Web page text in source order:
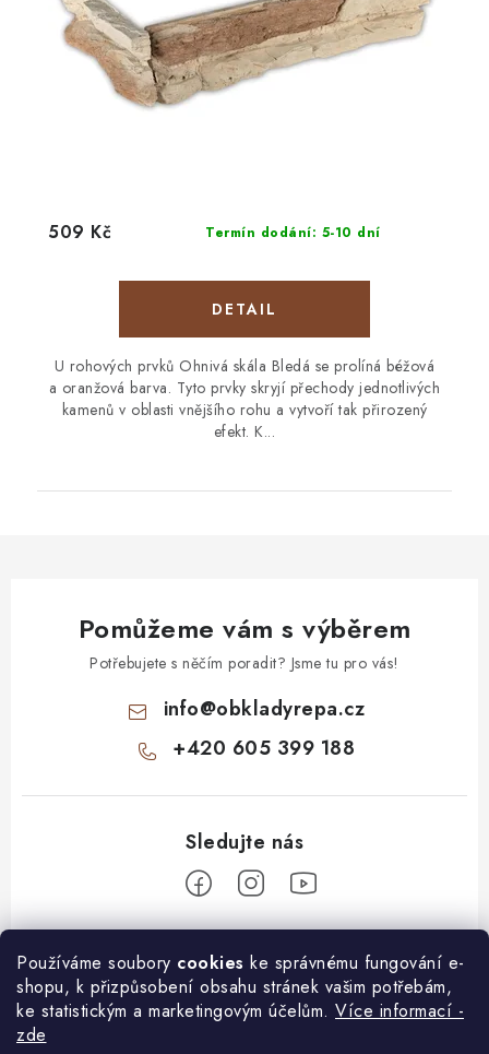
Používáme soubory cookies ke správnému fungování e-
shopu, k přizpůsobení obsahu stránek vašim potřebám,
ke statistickým a marketingovým účelům. Více informací -
zde
Termín dodání: 5-10 dní
509 Kč
U rohových prvků Ohnivá skála Bledá se prolíná béžová
a oranžová barva. Tyto prvky skryjí přechody jednotlivých
kamenů v oblasti vnějšího rohu a vytvoří tak přirozený
efekt. K...
Pomůžeme vám s výběrem
Potřebujete s něčím poradit? Jsme tu pro vás!
info@obkladyrepa.cz
+420 605 399 188
Z
O nákupu
Doprava a platba